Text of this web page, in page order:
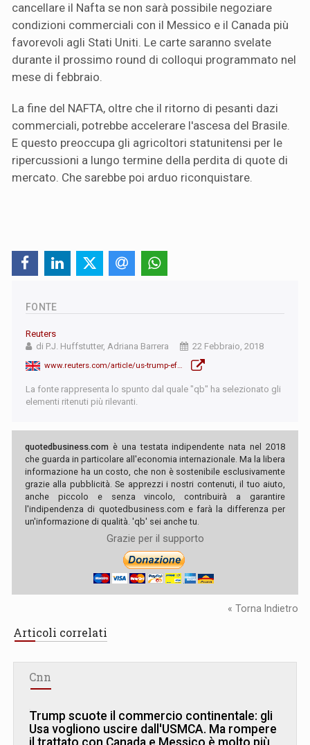
cancellare il Nafta se non sarà possibile negoziare
condizioni commerciali con il Messico e il Canada più
favorevoli agli Stati Uniti. Le carte saranno svelate
durante il prossimo round di colloqui programmato nel
mese di febbraio.
La fine del NAFTA, oltre che il ritorno di pesanti dazi
commerciali, potrebbe accelerare l'ascesa del Brasile.
E questo preoccupa gli agricoltori statunitensi per le
ripercussioni a lungo termine della perdita di quote di
mercato. Che sarebbe poi arduo riconquistare.
FONTE
Reuters
di P.J. Huffstutter, Adriana Barrera
22 Febbraio, 2018
www.reuters.com/article/us-trump-effect-corn-exclusive/exclusive-as-trump-trashes-nafta-mexico-turns-to-brazilian-corn-idUSKCN1G61J4
La fonte rappresenta lo spunto dal quale "qb" ha selezionato gli
elementi ritenuti più rilevanti.
quotedbusiness.com è una testata indipendente nata nel 2018
che guarda in particolare all'economia internazionale. Ma la libera
informazione ha un costo, che non è sostenibile esclusivamente
grazie alla pubblicità. Se apprezzi i nostri contenuti, il tuo aiuto,
anche piccolo e senza vincolo, contribuirà a garantire
l'indipendenza di quotedbusiness.com e farà la differenza per
un'informazione di qualità. 'qb' sei anche tu.
Grazie per il supporto
« Torna Indietro
Articoli correlati
Cnn
Trump scuote il commercio continentale: gli
Usa vogliono uscire dall'USMCA. Ma rompere